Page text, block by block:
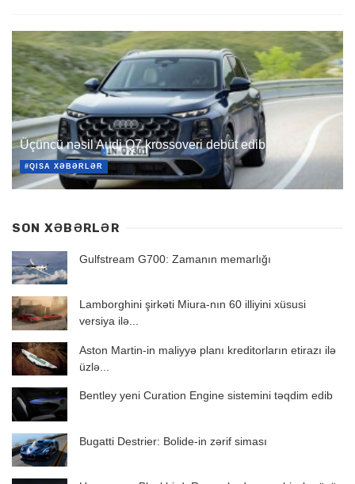
Üçüncü nəsil Audi Q7 krossoveri debüt edib
#QISA XƏBƏRLƏR
SON XƏBƏRLƏR
Gulfstream G700: Zamanın memarlığı
Lamborghini şirkəti Miura-nın 60 illiyini xüsusi
versiya ilə...
Aston Martin-in maliyyə planı kreditorların etirazı ilə
üzlə...
Bentley yeni Curation Engine sistemini təqdim edib
Bugatti Destrier: Bolide-in zərif siması